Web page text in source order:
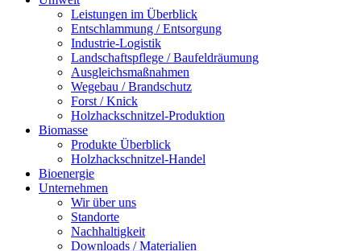
Leistungen im Überblick
Entschlammung / Entsorgung
Industrie-Logistik
Landschaftspflege / Baufeldräumung
Ausgleichsmaßnahmen
Wegebau / Brandschutz
Forst / Knick
Holzhackschnitzel-Produktion
Biomasse
Produkte Überblick
Holzhackschnitzel-Handel
Bioenergie
Unternehmen
Wir über uns
Standorte
Nachhaltigkeit
Downloads / Materialien